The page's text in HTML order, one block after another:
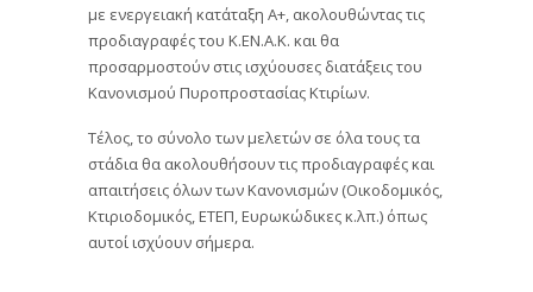
με ενεργειακή κατάταξη Α+, ακολουθώντας τις
προδιαγραφές του Κ.ΕΝ.Α.Κ. και θα
προσαρμοστούν στις ισχύουσες διατάξεις του
Κανονισμού Πυροπροστασίας Κτιρίων.
Τέλος, το σύνολο των μελετών σε όλα τους τα
στάδια θα ακολουθήσουν τις προδιαγραφές και
απαιτήσεις όλων των Κανονισμών (Οικοδομικός,
Κτιριοδομικός, ΕΤΕΠ, Ευρωκώδικες κ.λπ.) όπως
αυτοί ισχύουν σήμερα.